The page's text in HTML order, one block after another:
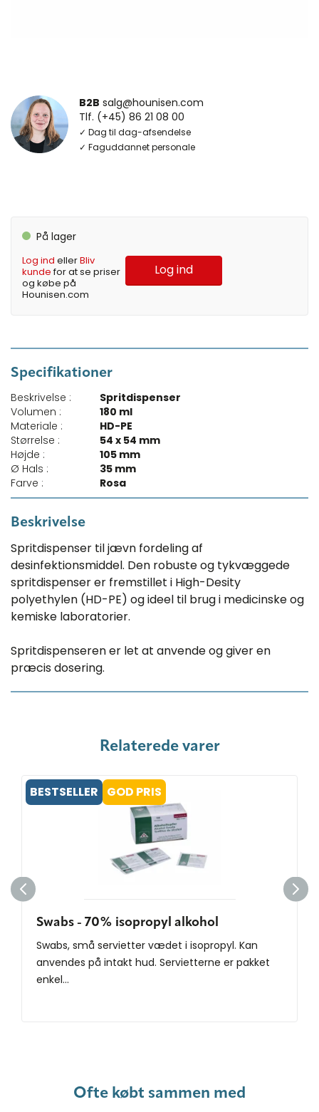
B2B salg@hounisen.com
Tlf. (+45) 86 21 08 00
✓ Dag til dag-afsendelse
✓ Faguddannet personale
På lager
Log ind ellerBliv
kundefor at se priser
og købe på
Hounisen.com
Log ind
Specifikationer
Beskrivelse :
Spritdispenser
Volumen :
180 ml
Materiale :
HD-PE
Størrelse :
54 x 54 mm
Højde :
105 mm
Ø Hals :
35 mm
Farve :
Rosa
Beskrivelse
Spritdispenser til jævn fordeling af
desinfektionsmiddel. Den robuste og tykvæggede
spritdispenser er fremstillet i High-Desity
polyethylen (HD-PE) og ideel til brug i medicinske og
kemiske laboratorier.
Spritdispenseren er let at anvende og giver en
præcis dosering.
Relaterede varer
BESTSELLER GOD PRIS
Swabs - 70% isopropyl alkohol
Swabs, små servietter vædet i isopropyl. Kan
anvendes på intakt hud. Servietterne er pakket
enkel...
Ofte købt sammen med